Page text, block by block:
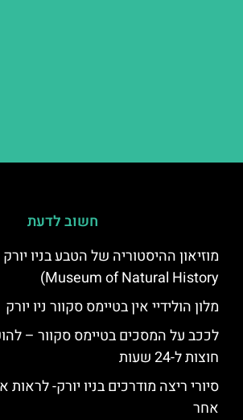
חשוב לדעת
Museum of Natural History)
מלון הולידיי אין בטיימס סקוור ניו יורק
לככב על המסכים בטיימס סקוור –
חוצות ל-24 שעות
סיורי ריצה מודרכים בניו יורק-
אחר